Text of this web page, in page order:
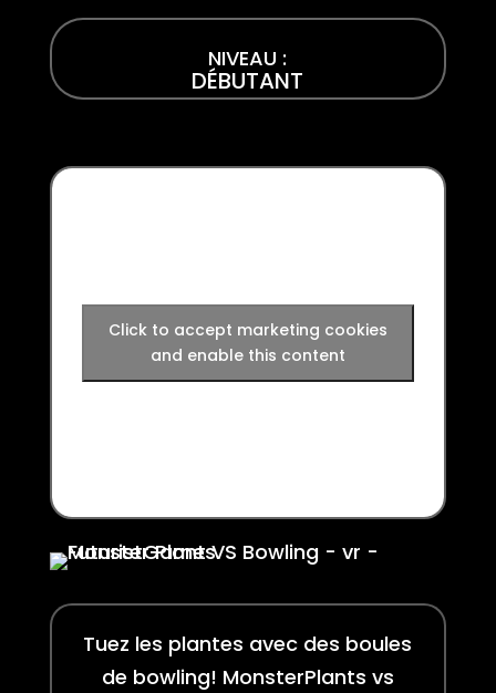
NIVEAU :
DÉBUTANT
Click to accept marketing cookies
and enable this content
Tuez les plantes avec des boules
de bowling! MonsterPlants vs